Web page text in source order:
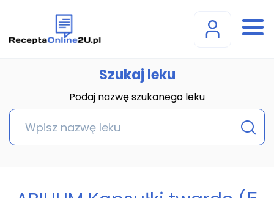
Szukaj leku
Podaj nazwę szukanego leku